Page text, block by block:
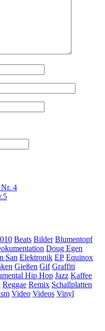
4
Beats Bilder Blumentopf
Doug Egen
San Elektronik EP Equinox
Gießen Gif Graffiti
Hip Hop Jazz Kaffee
Reggae Remix Schallplatten
Video Videos Vinyl